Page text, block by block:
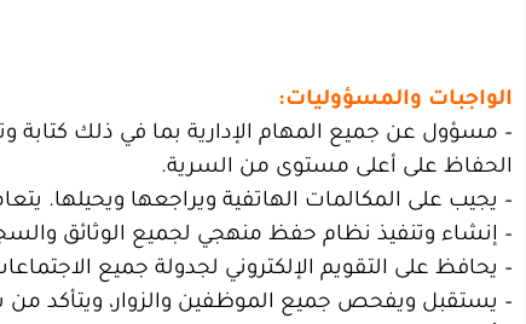
الواجبات والمسؤوليات:
– مسؤول عن جميع المهام الإدارية بما في ذلك كتابة
الحفاظ على أعلى مستوى من السرية.
– يجيب على المكالمات الهاتفية ويراجعها ويحيلها.
– إنشاء وتنفيذ نظام حفظ منهجي لجميع الوثائق
– يحافظ على التقويم الإلكتروني لجدولة جميع
– يستقبل ويفحص جميع الموظفين والزوار، ويتأكد